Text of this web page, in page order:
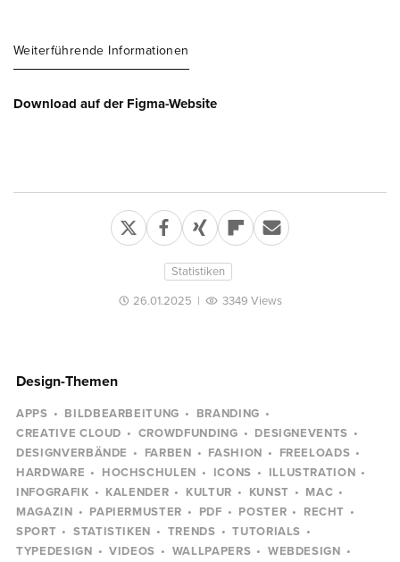
Weiterführende Informationen
Download auf der Figma-Website
Statistiken
26.01.2025 | 3349 Views
Design-Themen
APPS BILDBEARBEITUNG
BRANDING
CREATIVE CLOUD
CROWDFUNDING
DESIGNEVENTS
DESIGNVERBÄNDE
FARBEN FASHION
FREELOADS
HARDWARE
HOCHSCHULEN ICONS
ILLUSTRATION
INFOGRAFIK
KALENDER KULTUR KUNST
MAC
MAGAZIN
PAPIERMUSTER PDF POSTER
RECHT
SPORT
STATISTIKEN TRENDS
TUTORIALS
TYPEDESIGN
VIDEOS WALLPAPERS
WEBDESIGN